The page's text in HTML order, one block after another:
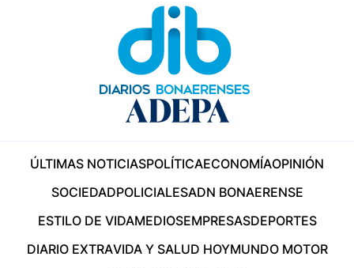
ÚLTIMAS NOTICIASPOLÍTICAECONOMÍAOPINIÓN
SOCIEDADPOLICIALESADN BONAERENSE
ESTILO DE VIDAMEDIOSEMPRESASDEPORTES
DIARIO EXTRAVIDA Y SALUD HOYMUNDO MOTOR